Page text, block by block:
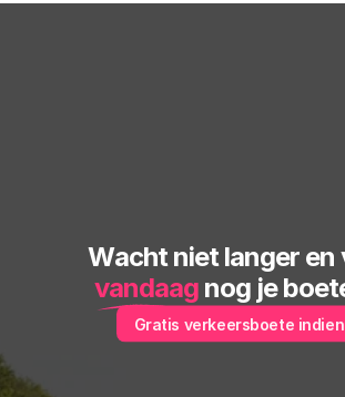
Wacht niet langer en
vandaag nog je
Gratis verkeersboete